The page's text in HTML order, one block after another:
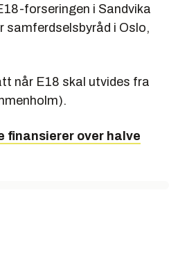
forseringen i Sandvika
samferdselsbyråd i Oslo,
når E18 skal utvides fra
finansierer over halve